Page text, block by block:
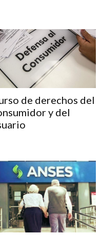
de derechos del
y del